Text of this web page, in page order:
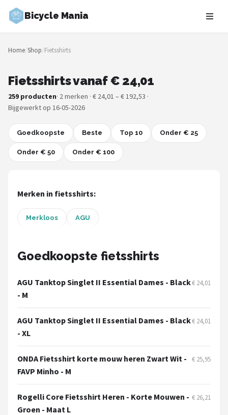
Bicycle Mania
Zoeken
NAVIGATIE
Merken
Blog
Fietsroutes
Stadsfietsen
Elektrische fietsen
POPULAIRE MERKEN
Basil
Volare
ABUS
AXA
New Looxs
Home/Shop/Fietsshirts
Fietsshirts vanaf € 24,01
259 producten· 2 merken · € 24,01 – € 192,53 ·
Bijgewerkt op 16-05-2026
Goedkoopste Beste Top 10 Onder € 25
Onder € 50 Onder € 100
Merken in fietsshirts:
Merkloos AGU
Goedkoopste fietsshirts
AGU Tanktop Singlet II Essential Dames - Black
- M
€ 24,01
AGU Tanktop Singlet II Essential Dames - Black
- XL
€ 24,01
ONDA Fietsshirt korte mouw heren Zwart Wit -
FAVP Minho - M
€ 25,95
Rogelli Core Fietsshirt Heren - Korte Mouwen -
Groen - Maat L
€ 26,21